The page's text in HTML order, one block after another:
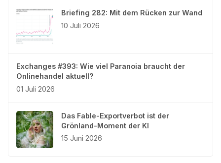
Briefing 282: Mit dem Rücken zur Wand
10 Juli 2026
Exchanges #393: Wie viel Paranoia braucht der
Onlinehandel aktuell?
01 Juli 2026
Das Fable-Exportverbot ist der
Grönland-Moment der KI
15 Juni 2026